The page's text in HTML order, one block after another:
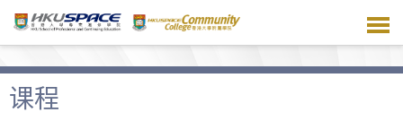
主
容课程